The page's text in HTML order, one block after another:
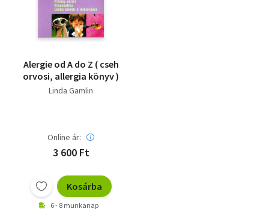
Alergie od A do Z ( cseh
orvosi, allergia könyv )
Linda Gamlin
Online ár:
3 600 Ft
Kosárba
6 - 8 munkanap